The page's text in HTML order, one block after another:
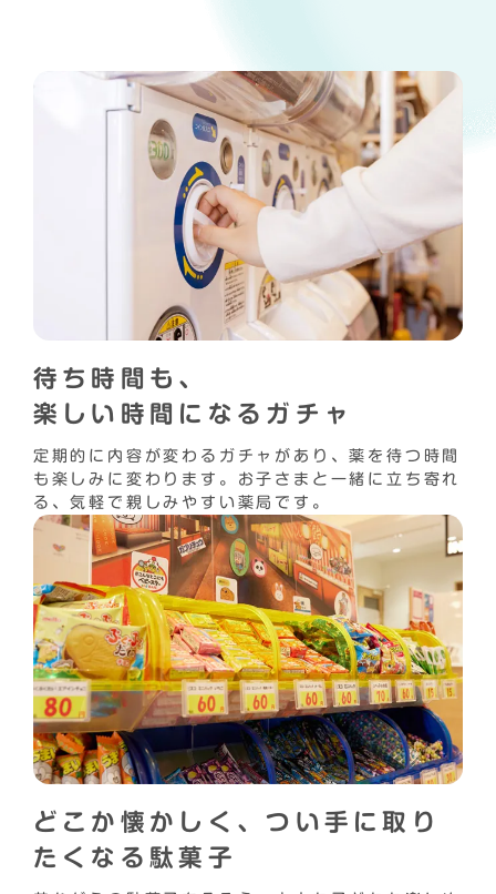
待ち時間も、
楽しい時間になるガチャ
定期的に内容が変わるガチャがあり、薬を待つ時間
も楽しみに変わります。お子さまと一緒に立ち寄れ
る、気軽で親しみやすい薬局です。
どこか懐かしく、つい手に取り
たくなる駄菓子